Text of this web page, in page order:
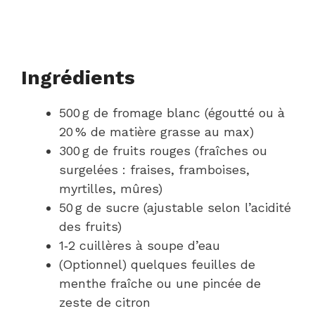
Ingrédients
500 g de fromage blanc (égoutté ou à
20 % de matière grasse au max)
300 g de fruits rouges (fraîches ou
surgelées : fraises, framboises,
myrtilles, mûres)
50 g de sucre (ajustable selon l’acidité
des fruits)
1‑2 cuillères à soupe d’eau
(Optionnel) quelques feuilles de
menthe fraîche ou une pincée de
zeste de citron